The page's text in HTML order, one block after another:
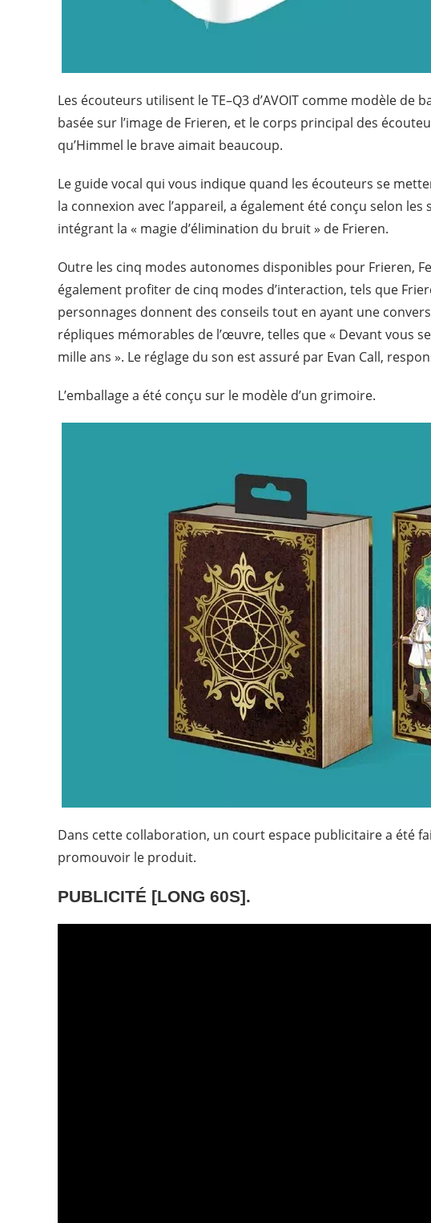
Les écouteurs utilisent leTE–Q3 d’AVOIT comme modèle de
basée sur l’image de Frieren, et le corps principal des
qu’Himmel le brave aimait beaucoup.
Le guide vocal qui vous indique quand les écouteurs se
la connexion avec l’appareil, a également été conçu selon
intégrant la « magie d’élimination du bruit » de Frieren.
Outre les cinq modes autonomes disponibles pour Frieren,
également profiter de cinq modes d’interaction, tels que
personnages donnent des conseils tout en ayant une
répliques mémorables de l’œuvre, telles que « Devant vous
mille ans ». Le réglage du son est assuré par Evan Call,
L’emballage a été conçu sur le modèle d’un grimoire.
Dans cette collaboration, un court espace publicitaire a été
promouvoir le produit.
PUBLICITÉ [LONG 60S].